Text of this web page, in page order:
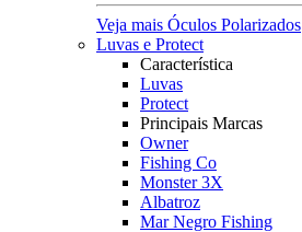
Veja mais Óculos Polarizados
Luvas e Protect
Característica
Luvas
Protect
Principais Marcas
Owner
Fishing Co
Monster 3X
Albatroz
Mar Negro Fishing